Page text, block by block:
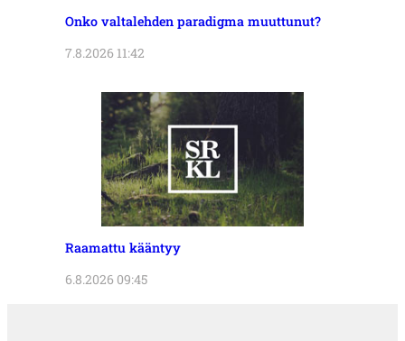
Onko valtalehden paradigma muuttunut?
7.8.2026 11:42
Raamattu kääntyy
6.8.2026 09:45